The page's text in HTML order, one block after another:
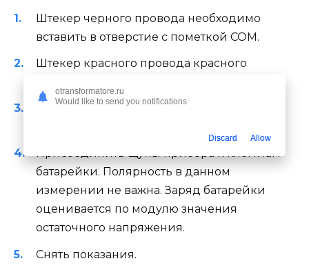
Штекер черного провода необходимо
вставить в отверстие с пометкой СОМ.
Штекер красного провода красного
Выбрать предел измерения до 20В в
Присоединить щупы прибора к клеммам
батарейки. Полярность в данном
измерении не важна. Заряд батарейки
оценивается по модулю значения
остаточного напряжения.
Снять показания.
otransformatore.ru
Would like to send you notifications
Discard Allow